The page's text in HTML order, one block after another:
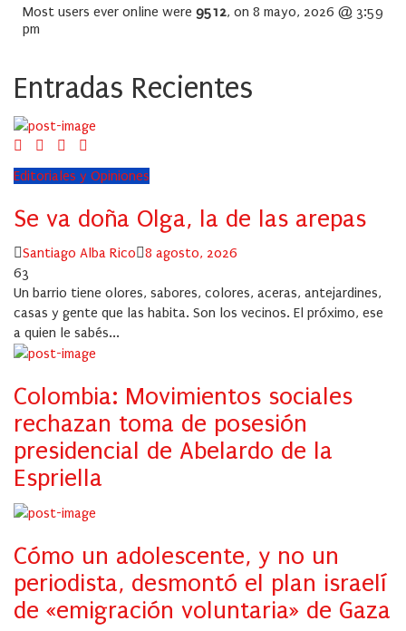
Most users ever online were 9512, on 8 mayo, 2026 @ 3:59
pm
Entradas Recientes
Editoriales y Opiniones
Se va doña Olga, la de las arepas
Author
Santiago Alba Rico
Posted
8 agosto, 2026
63
Un barrio tiene olores, sabores, colores, aceras, antejardines,
casas y gente que las habita. Son los vecinos. El próximo, ese
a quien le sabés...
Colombia: Movimientos sociales
rechazan toma de posesión
presidencial de Abelardo de la
Espriella
Cómo un adolescente, y no un
periodista, desmontó el plan israelí
de «emigración voluntaria» de Gaza